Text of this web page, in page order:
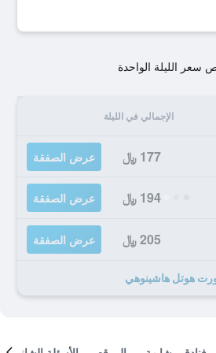
سعر الليلة الواحدة
الإجمالي في الليلة
177 ﷼ عرض الصفقة
194 ﷼ عرض الصفقة
205 ﷼ عرض الصفقة